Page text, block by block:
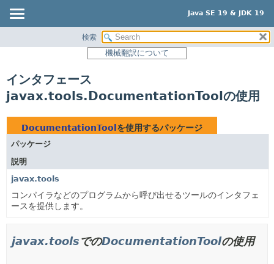
Java SE 19 & JDK 19
パッケージ
クラス
使用
ツリー
新規
非推奨
索引
検索
機械翻訳について
インタフェース
javax.tools.DocumentationToolの使用
DocumentationToolを使用するパッケージ
パッケージ
説明
javax.tools
コンパイラなどのプログラムから呼び出せるツールのインタフェ
ースを提供します。
javax.toolsでのDocumentationToolの使用